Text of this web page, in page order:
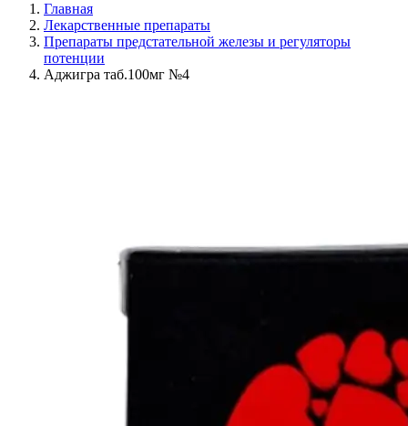
Главная
Лекарственные препараты
Препараты предстательной железы и регуляторы
потенции
Аджигра таб.100мг №4